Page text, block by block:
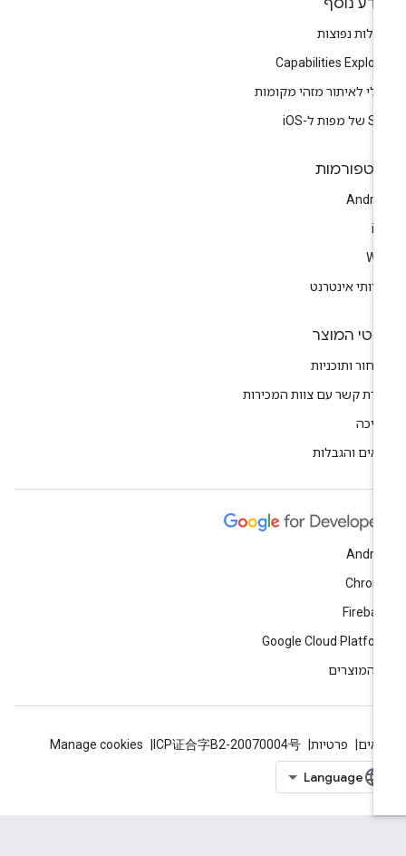
נוסף
נפוצות
Capabilities
לאיתור מזהי מקומות
אינטרנט
המוצר
ותוכניות
קשר עם צוות המכירות
והגבלות
Google Cloud
המוצרים
פרטיות ICP证合字B2-20070004号
Manage cookies